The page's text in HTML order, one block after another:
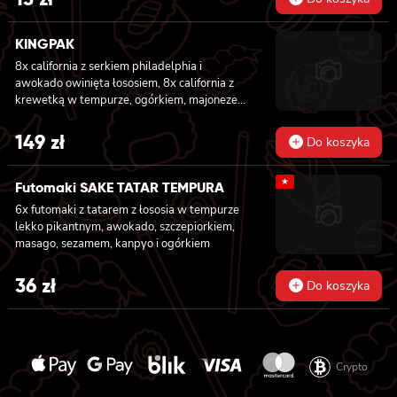
KINGPAK
8x california z serkiem philadelphia i
awokado owinięta łososiem, 8x california z
krewetką w tempurze, ogórkiem, majonezem
lekko pikantnym, sezam i masago owinięta
łososiem, 8x california z łososiem, serkiem
philadelphia, ogórkiem, majonezem lekko
pikantnym i sezamem owinięta krewetką, 8x
california z krewetką w tempurze, ogórkiem,
majonezem lekko pikantnym, sosem teriyaki i
sezamem owinięta węgorzem i awokado
149 zł Do koszyka
Futomaki SAKE TATAR TEMPURA
6x futomaki z tatarem z łososia w tempurze
lekko pikantnym, awokado, szczepiorkiem,
masago, sezamem, kanpyo i ogórkiem
★
36zł Do koszyka
Crypto